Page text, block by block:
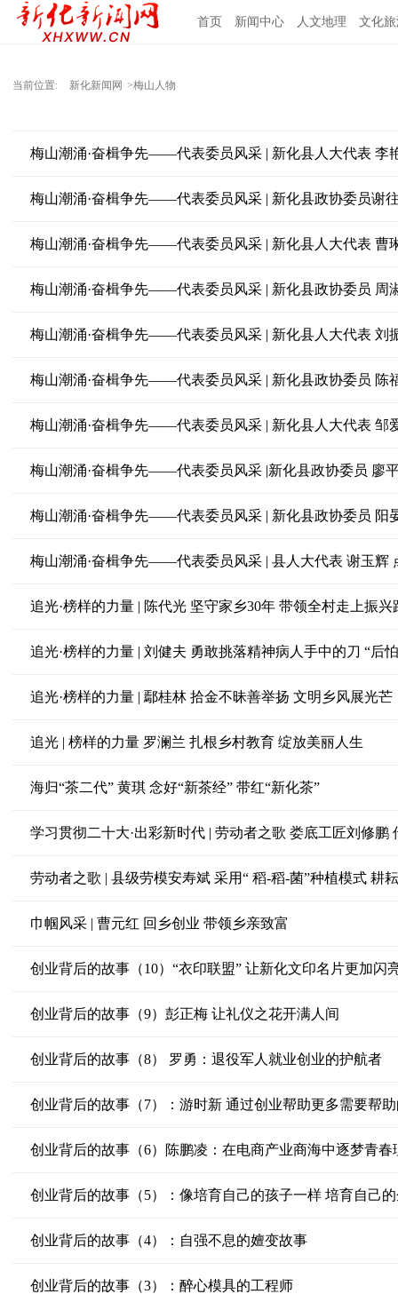
首页 新闻中心 人文地理 文化
当前位置: 新化新闻网 >梅山人物
梅山潮涌·奋楫争先——代表委员风采 | 新化县人大代表 李
梅山潮涌·奋楫争先——代表委员风采 | 新化县政协委员谢
梅山潮涌·奋楫争先——代表委员风采 | 新化县人大代表 曹
梅山潮涌·奋楫争先——代表委员风采 | 新化县政协委员 周
梅山潮涌·奋楫争先——代表委员风采 | 新化县人大代表 刘
梅山潮涌·奋楫争先——代表委员风采 | 新化县政协委员 陈
梅山潮涌·奋楫争先——代表委员风采 | 新化县人大代表 邹
梅山潮涌·奋楫争先——代表委员风采 |新化县政协委员 廖
梅山潮涌·奋楫争先——代表委员风采 | 新化县政协委员 阳
梅山潮涌·奋楫争先——代表委员风采 | 县人大代表 谢玉辉
追光·榜样的力量 | 陈代光 坚守家乡30年 带领全村走上振兴
追光·榜样的力量 | 刘健夫 勇敢挑落精神病人手中的刀 “后
追光·榜样的力量 | 鄢桂林 拾金不昧善举扬 文明乡风展光芒
追光 | 榜样的力量 罗澜兰 扎根乡村教育 绽放美丽人生
海归“茶二代” 黄琪 念好“新茶经” 带红“新化茶”
学习贯彻二十大·出彩新时代 | 劳动者之歌 娄底工匠刘修
劳动者之歌 | 县级劳模安寿斌 采用“ 稻-稻-菌”种植模式 耕
巾帼风采 | 曹元红 回乡创业 带领乡亲致富
创业背后的故事（10）“衣印联盟” 让新化文印名片更加闪
创业背后的故事（9）彭正梅 让礼仪之花开满人间
创业背后的故事（8） 罗勇：退役军人就业创业的护航者
创业背后的故事（7）：游时新 通过创业帮助更多需要帮
创业背后的故事（6）陈鹏凌：在电商产业商海中逐梦青春
创业背后的故事（5）：像培育自己的孩子一样 培育自己
创业背后的故事（4）：自强不息的嬗变故事
创业背后的故事（3）：醉心模具的工程师